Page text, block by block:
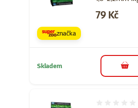
Cena
79 Kč
značka
Skladem do